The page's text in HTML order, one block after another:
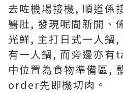
去咗機場接機, 順道係
醫肚, 發現呢間新開、
光鮮, 主打日式一人鍋
有一人鍋, 而旁邊亦
中位置為食物準備區,
order先即機切肉。